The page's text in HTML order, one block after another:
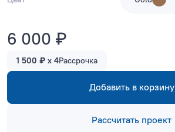
6 000 ₽
1 500 ₽ x 4Рассрочка
Добавить в корзину
Рассчитать проект